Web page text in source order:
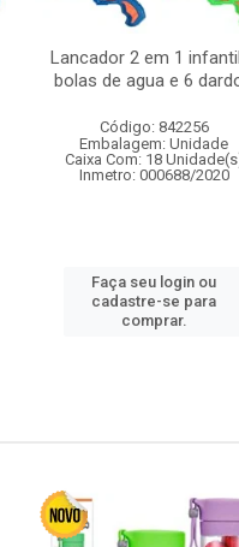
Lancador 2 em 1
bolas de agua e 6
Código: 842256
Embalagem: Unidade
Caixa Com: 18
Inmetro: 000688/2020
Faça seu login ou
cadastre-se para
comprar.